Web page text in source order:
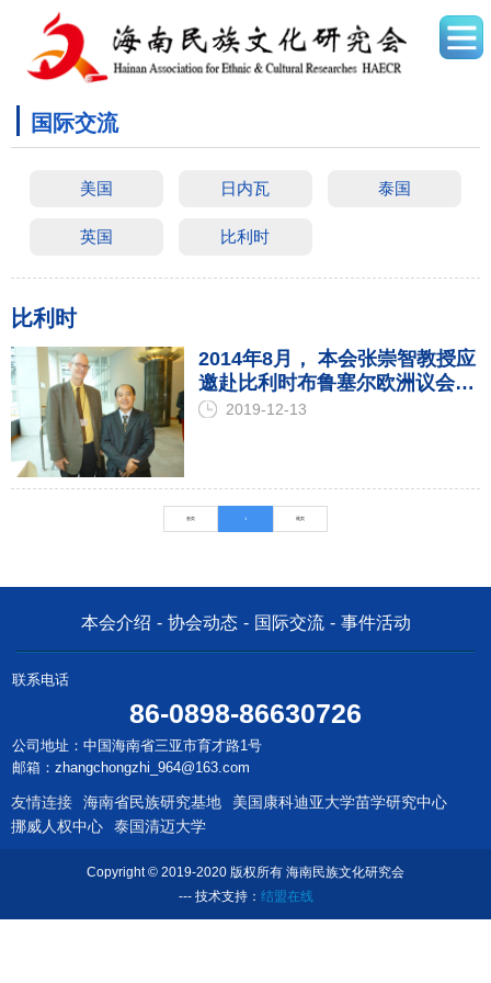
国际交流
美国 日内瓦 泰国
英国 比利时
比利时
2014年8月， 本会张崇智教授应
邀赴比利时布鲁塞尔欧洲议会参
加由人权无国界组织的“中国人
2019-12-13
首页 1 尾页
本会介绍 - 协会动态 - 国际交流 - 事件活动
联系电话
86-0898-86630726
公司地址：中国海南省三亚市育才路1号
邮箱：zhangchongzhi_964@163.com
友情连接 海南省民族研究基地
美国康科迪亚大学苗学研究中心
挪威人权中心
泰国清迈大学
Copyright © 2019-2020 版权所有 海南民族文化研究会
--- 技术支持： 结盟在线